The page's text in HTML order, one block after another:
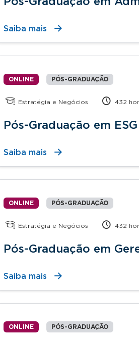
Saiba mais
ONLINE PÓS-GRADUAÇÃO
Estratégia e Negócios 432
Pós-Graduação em
Saiba mais
ONLINE PÓS-GRADUAÇÃO
Estratégia e Negócios 432
Pós-Graduação em
Saiba mais
ONLINE PÓS-GRADUAÇÃO